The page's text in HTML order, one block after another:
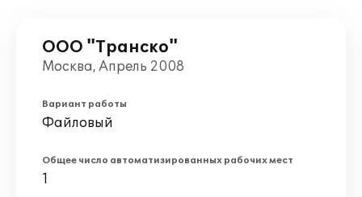
ООО "Транско"
Москва, Апрель 2008
Вариант работы
Файловый
Общее число автоматизированных рабочих мест
1